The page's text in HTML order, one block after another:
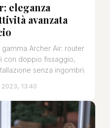
eleganza
avanzata
gamma Archer Air: router
con doppio fissaggio,
senza ingombri.
2023, 13:40